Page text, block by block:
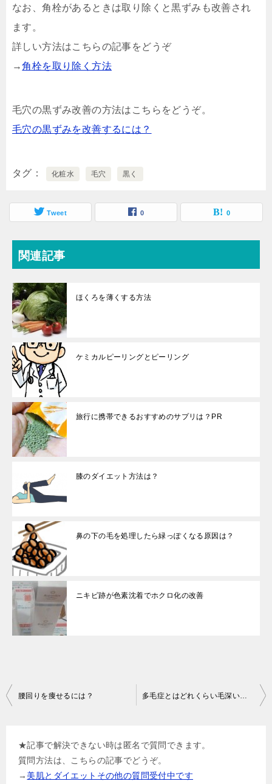
なお、角栓があるときは取り除くと黒ずみも改善され
ます。
詳しい方法はこちらの記事をどうぞ
→角栓を取り除く方法
毛穴の黒ずみ改善の方法はこちらをどうぞ。
毛穴の黒ずみを改善するには？
タグ 化粧水 毛穴 黒く
Tweet 0 0
関連記事
ほくろを薄くする方法
ケミカルピーリングとピーリング
旅行に携帯できるおすすめのサプリは？PR
膝のダイエット方法は？
鼻の下の毛を処理したら緑っぽくなる原因は？
ニキビ跡が色素沈着でホクロ化の改善
投
腰回りを痩せるには？ 多毛症とはどれくらい毛深いの？
★記事で解決できない時は匿名で質問できます。
質問方法は、こちらの記事でどうぞ。
→ 美肌とダイエットその他の質問受付中です